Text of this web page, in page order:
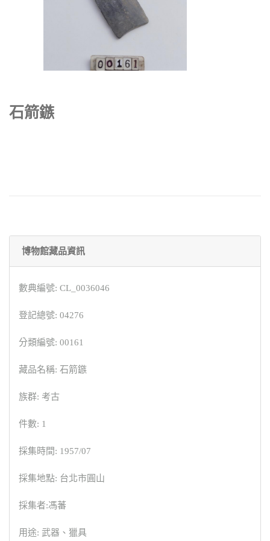
石箭鏃
博物館藏品資訊
數典編號: CL_0036046
登記總號: 04276
分類編號: 00161
藏品名稱: 石箭鏃
族群: 考古
件數: 1
採集時間: 1957/07
採集地點: 台北市圓山
採集者:馮蕃
用途: 武器、獵具